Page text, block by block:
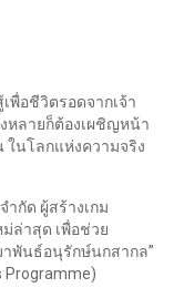
พื่อชีวิตรอดจากเจ้า
หลายก็ต้องเผชิญหน้า
นโลกแห่งความจริง
ำกัด ผู้สร้างเกม
ม่ล่าสุด เพื่อช่วย
พันธ์อนุรักษ์นกสากล”
Programme)